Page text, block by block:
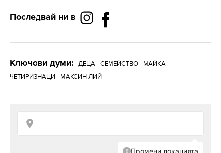
всички 5 деца,Максин разбира, че отново е
бременна. Този път изненадата била повече
от голяма, когато рутинният преглед на
ехограф показал 4 бебета.
молитви бяха умножени по 4“,заявява
щастливата многодетна майка.
Последвай ни в
Ключови думи: ДЕЦА СЕМЕЙСТВО
МАЙКА
ЧЕТИРИЗНАЦИ
МАКСИН ЛИЙ